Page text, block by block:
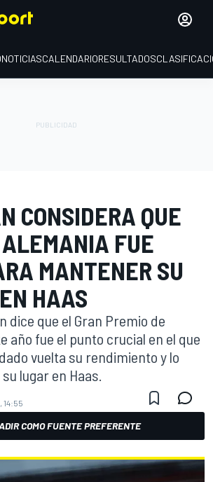
NOTICIASCALENDARIORESULTADOS
CONSIDERA QUE
FUE
MANTENER SU
HAAS
dice que el Gran Premio de
año fue el punto crucial en el que
vuelta su rendimiento y lo
lugar en Haas.
14:55
COMO FUENTE PREFERENTE